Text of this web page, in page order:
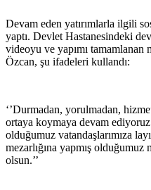
Devam eden yatırımlarla ilgili
yaptı. Devlet Hastanesindeki
videoyu ve yapımı
Özcan, şu ifadeleri kullandı:
‘’Durmadan, yorulmadan,
ortaya koymaya devam
olduğumuz vatandaşlarımıza
mezarlığına yapmış olduğumuz
olsun.’’